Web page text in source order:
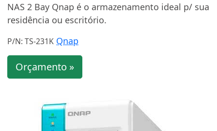
NAS 2 Bay Qnap é o armazenamento ideal p/ sua
residência ou escritório.
P/N: TS-231K Qnap
Orçamento »